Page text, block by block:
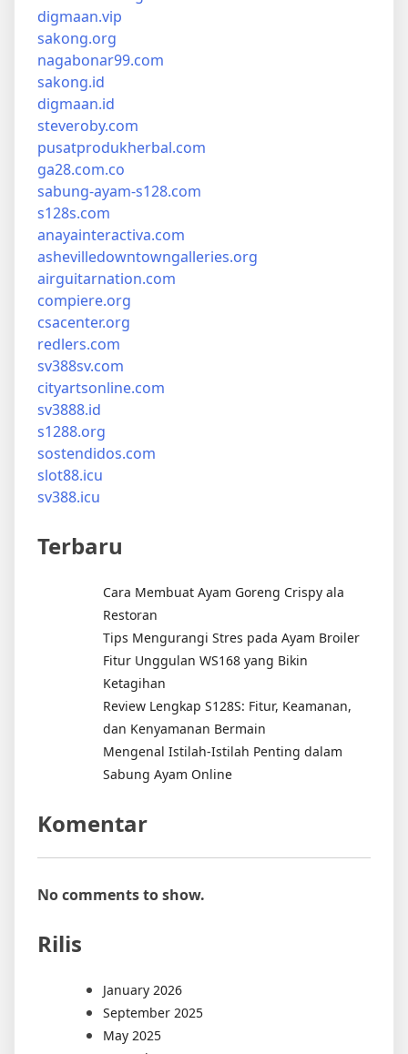
digmaan.vip
sakong.org
nagabonar99.com
sakong.id
digmaan.id
steveroby.com
pusatprodukherbal.com
ga28.com.co
sabung-ayam-s128.com
s128s.com
anayainteractiva.com
ashevilledowntowngalleries.org
airguitarnation.com
compiere.org
csacenter.org
redlers.com
sv388sv.com
cityartsonline.com
sv3888.id
s1288.org
sostendidos.com
slot88.icu
sv388.icu
Terbaru
Cara Membuat Ayam Goreng Crispy ala
Restoran
Tips Mengurangi Stres pada Ayam Broiler
Fitur Unggulan WS168 yang Bikin
Ketagihan
Review Lengkap S128S: Fitur, Keamanan,
dan Kenyamanan Bermain
Mengenal Istilah-Istilah Penting dalam
Sabung Ayam Online
Komentar
No comments to show.
Rilis
January 2026
September 2025
May 2025